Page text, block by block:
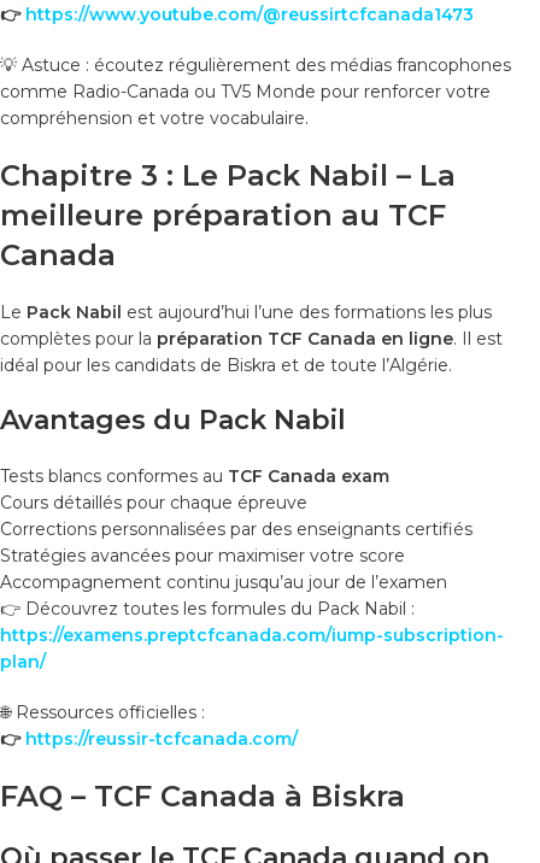
👉 https://www.youtube.com/@reussirtcfcanada1473
💡 Astuce : écoutez régulièrement des médias francophones
comme Radio-Canada ou TV5 Monde pour renforcer votre
compréhension et votre vocabulaire.
Chapitre 3 : Le Pack Nabil – La
meilleure préparation au TCF
Canada
Le Pack Nabil est aujourd’hui l’une des formations les plus
complètes pour la préparation TCF Canada en ligne. Il est
idéal pour les candidats de Biskra et de toute l’Algérie.
Avantages du Pack Nabil
Tests blancs conformes au TCF Canada exam
Cours détaillés pour chaque épreuve
Corrections personnalisées par des enseignants certifiés
Stratégies avancées pour maximiser votre score
Accompagnement continu jusqu’au jour de l’examen
👉 Découvrez toutes les formules du Pack Nabil :
https://examens.preptcfcanada.com/iump-subscription-
plan/
🌐 Ressources officielles :
👉 https://reussir-tcfcanada.com/
FAQ – TCF Canada à Biskra